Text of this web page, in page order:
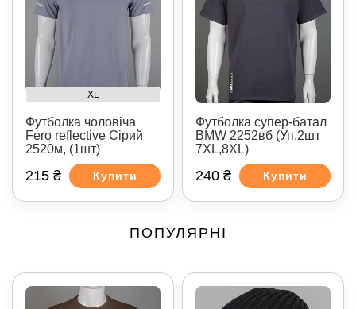
XL
Футболка чоловіча
Fero reflective Сірий
2520м, (1шт)
215 ₴ Купити
Футболка супер-батал
BMW 2252вб (Уп.2шт
7XL,8XL)
240 ₴ Купити
ПОПУЛЯРНІ